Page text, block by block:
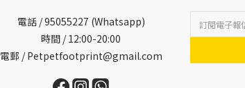
電話 /95055227 (Whatsapp)
時間 / 12:00-20:00
電郵 / Petpetfootprint@gmail.com